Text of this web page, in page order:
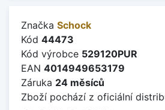
Značka Schock
Kód 44473
Kód výrobce 529120PUR
EAN 4014949653179
Záruka 24 měsíců
Zboží pochází z oficiální